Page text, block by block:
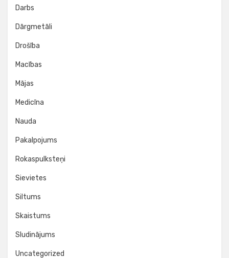
Darbs
Dārgmetāli
Drošība
Macības
Mājas
Medicīna
Nauda
Pakalpojums
Rokaspulksteņi
Sievietes
Siltums
Skaistums
Sludinājums
Uncategorized